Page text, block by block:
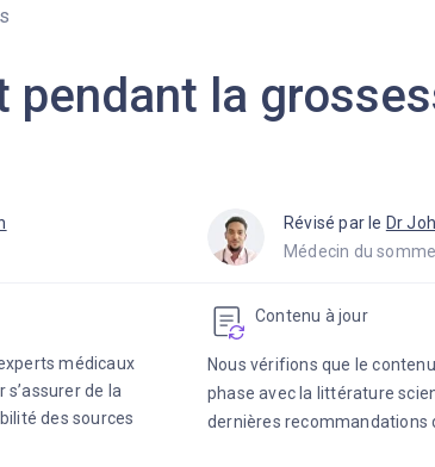
pendant la
médicaux
de la
des sources
Contenu à jour
Nous vérifions que le
phase avec la littérature
dernières recommandations
Révisé par le Dr
Médecin du